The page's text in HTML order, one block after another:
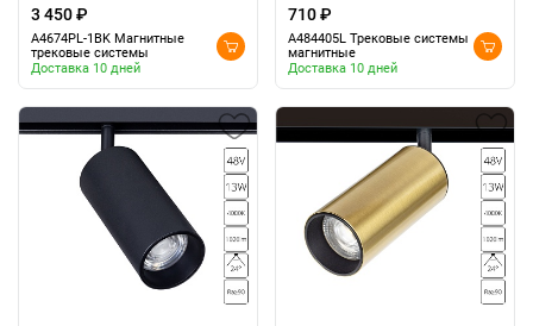
3 450 ₽
A4674PL-1BK Магнитные
трековые системы
Доставка 10 дней
710 ₽
A484405L Трековые системы
магнитные
Доставка 10 дней